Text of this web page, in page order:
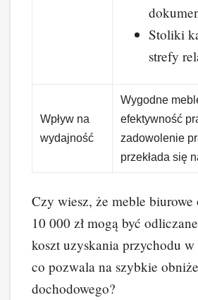
Stoliki
strefy
Wpływ na
wydajność
Wygodne
efektywność
zadowolenie
przekłada się
Czy wiesz, że meble biurowe
10 000 zł mogą być
koszt uzyskania przychodu
co pozwala na szybkie
dochodowego?